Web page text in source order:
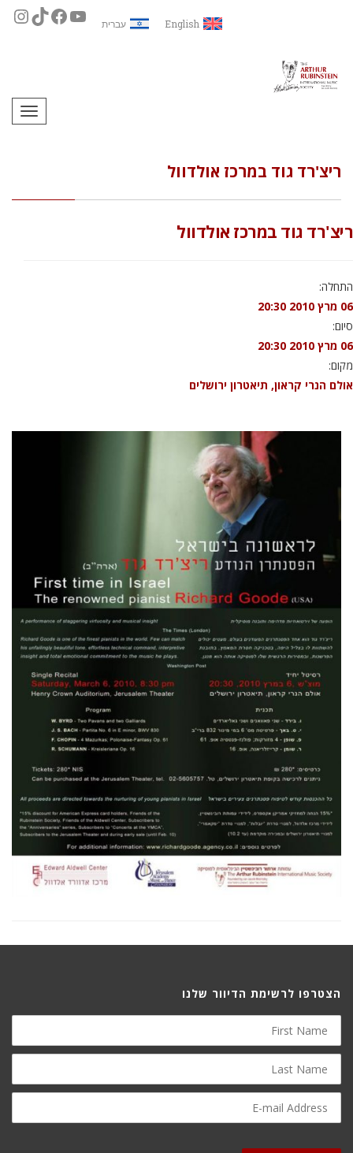
English עברית
ריצ'רד גוד במרכז אולדוול
ריצ'רד גוד במרכז אולדוול
התחלה:
06 מרץ 2010 20:30
סיום:
06 מרץ 2010 20:30
מקום:
אולם הנרי קראון, תיאטרון ירושלים
הצטרפו לרשימת הדיוור שלנו
First
Name
Last
Name
E-
mail